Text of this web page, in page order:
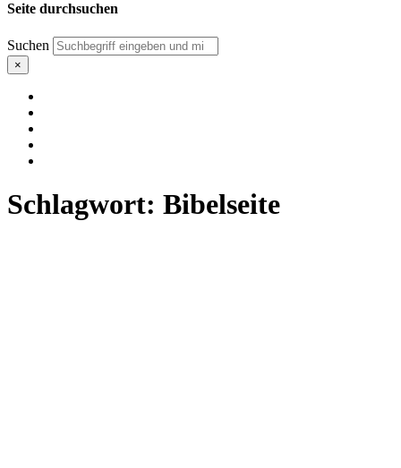
Seite durchsuchen
Suchen
×
Schlagwort: Bibelseite